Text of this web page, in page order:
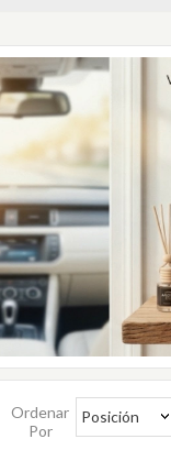
Ordenar
Por
Posición